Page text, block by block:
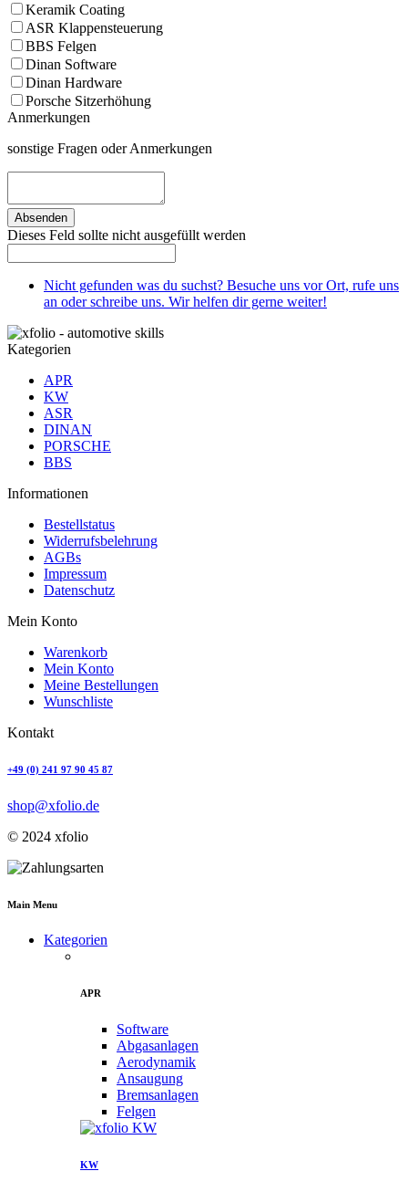
Keramik Coating
ASR Klappensteuerung
BBS Felgen
Dinan Software
Dinan Hardware
Porsche Sitzerhöhung
Anmerkungen
sonstige Fragen oder Anmerkungen
Absenden
Dieses Feld sollte nicht ausgefüllt werden
Nicht gefunden was du suchst? Besuche uns vor Ort, rufe uns
an oder schreibe uns. Wir helfen dir gerne weiter!
Kategorien
APR
KW
ASR
DINAN
PORSCHE
BBS
Informationen
Bestellstatus
Widerrufsbelehrung
AGBs
Impressum
Datenschutz
Mein Konto
Warenkorb
Mein Konto
Meine Bestellungen
Wunschliste
Kontakt
+49 (0) 241 97 90 45 87
shop@xfolio.de
© 2024 xfolio
Main Menu
Kategorien
APR
Software
Abgasanlagen
Aerodynamik
Ansaugung
Bremsanlagen
Felgen
KW